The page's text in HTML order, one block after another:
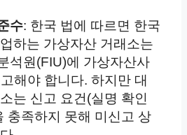
수: 한국 법에 따르면 한국
하는 가상자산 거래소는
석원(FIU)에 가상자산사
해야 합니다. 하지만 대
는 신고 요건(실명 확인
충족하지 못해 미신고 상